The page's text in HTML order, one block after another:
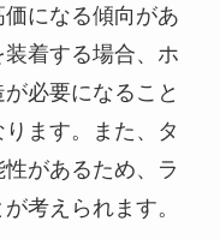
になる傾向があ
着する場合、ホ
必要になること
ます。また、タ
があるため、ラ
考えられます。